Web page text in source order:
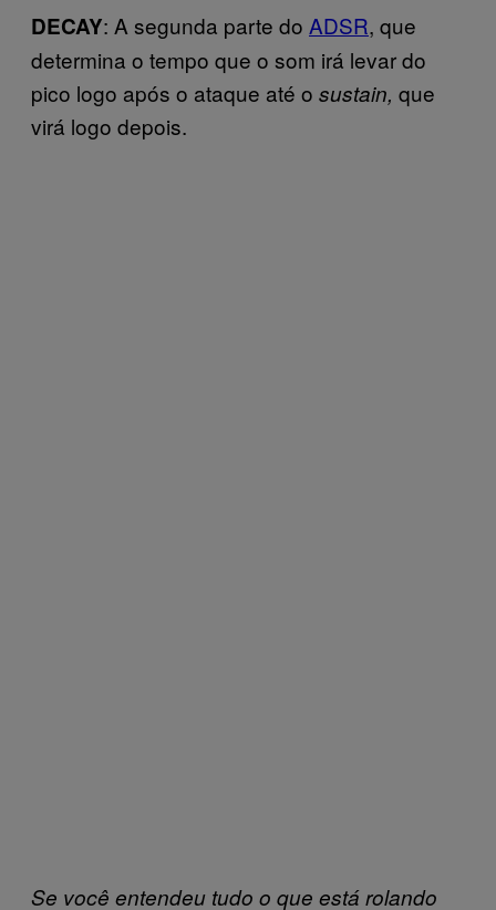
DECAY: A segunda parte do ADSR, que
determina o tempo que o som irá levar do
pico logo após o ataque até o sustain, que
virá logo depois.
Se você entendeu tudo o que está rolando